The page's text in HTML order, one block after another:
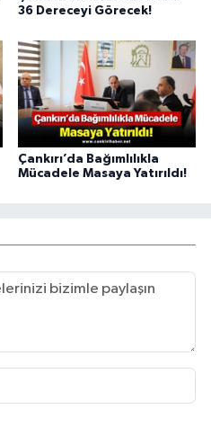
36 Dereceyi Görecek!
Çankırı’da Bağımlılıkla
Mücadele Masaya Yatırıldı!